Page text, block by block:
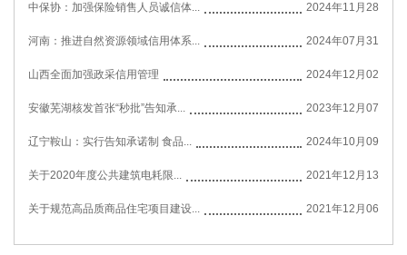
中保协：加强保险销售人员诚信体... 2024年11月28
河南：推进自然资源领域信用体系... 2024年07月31
山西全面加强政采信用管理 2024年12月02
安徽芜湖核发首张“秒批”告知承... 2023年12月07
辽宁鞍山：实行告知承诺制 食品... 2024年10月09
关于2020年度公共建筑电耗限... 2021年12月13
关于规范高品质商品住宅项目建设... 2021年12月06